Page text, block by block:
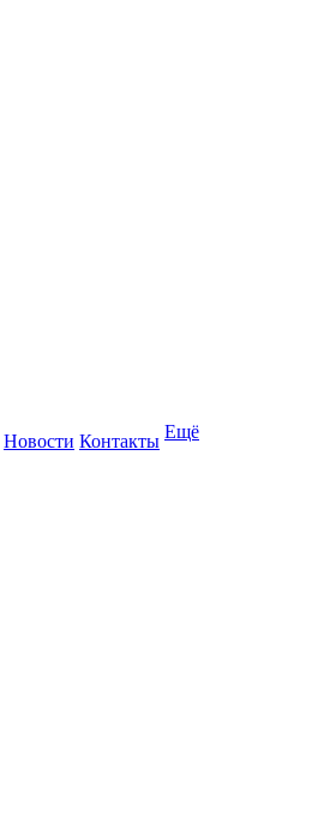
Новости Контакты Ещё